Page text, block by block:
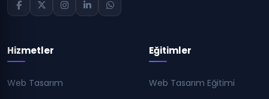
Hizmetler
Web Tasarım
Eğitimler
Web Tasarım Eğitimi